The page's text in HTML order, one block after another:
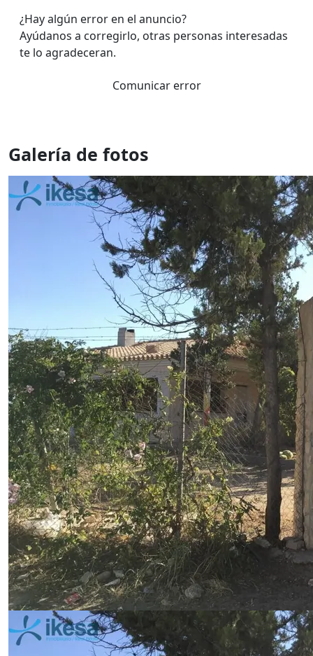
¿Hay algún error en el anuncio?
Ayúdanos a corregirlo, otras personas interesadas
te lo agradeceran.
Comunicar error
Galería de fotos